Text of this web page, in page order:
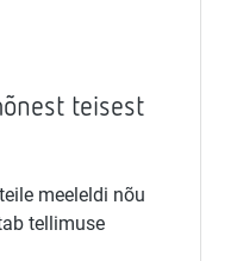
teisest
meeleldi nõu
tellimuse